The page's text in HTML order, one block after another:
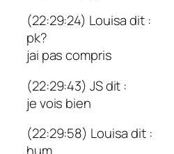
(22:29:24) Louisa dit :
pk?
jai pas compris
(22:29:43) JS dit :
je vois bien
(22:29:58) Louisa dit :